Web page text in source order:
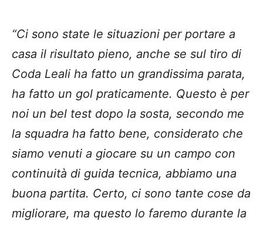
“Ci sono state le situazioni per portare a
casa il risultato pieno, anche se sul tiro di
Coda Leali ha fatto un grandissima parata,
ha fatto un gol praticamente. Questo è per
noi un bel test dopo la sosta, secondo me
la squadra ha fatto bene, considerato che
siamo venuti a giocare su un campo con
continuità di guida tecnica, abbiamo una
buona partita. Certo, ci sono tante cose da
migliorare, ma questo lo faremo durante la